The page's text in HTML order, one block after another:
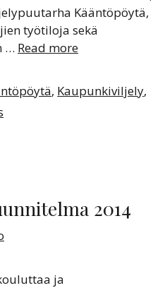
Kääntöpöytä,
työtiloja sekä
… Read more
, Kaupunkiviljely,
2014
ja